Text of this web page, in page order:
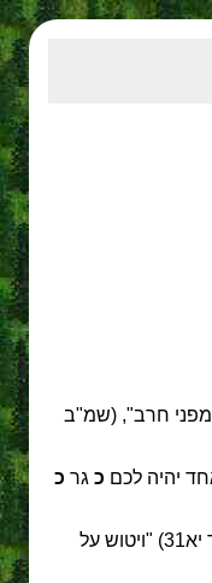
מפני חרב", (שמ"ב
כ גר כ
שש מאות אלף רגלי הגברים", (במדבר יא31) "ויטוש על